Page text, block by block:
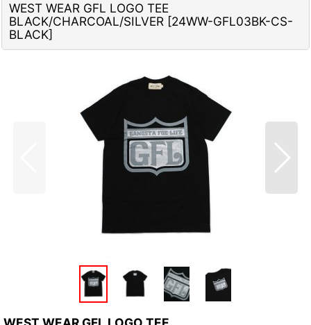
WEST WEAR GFL LOGO TEE
BLACK/CHARCOAL/SILVER [24WW-GFL03BK-CS-
BLACK]